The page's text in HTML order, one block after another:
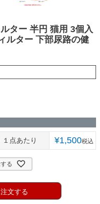
ター 半円 猫用 3個入
ルター 下部尿路の健
１点あたり ¥1,500税込
る
文する